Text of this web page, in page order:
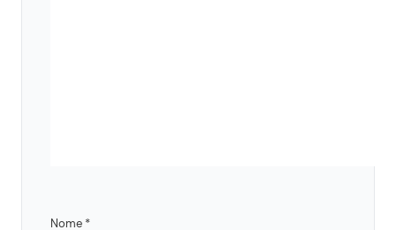
Nome *